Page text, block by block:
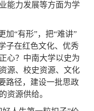
能力发展等方面为学
加“有形”，把“难讲”
子在红色文化、优秀
心？中南大学以史为
源、校史资源、文化
路径，建设一批思政
资源供给。